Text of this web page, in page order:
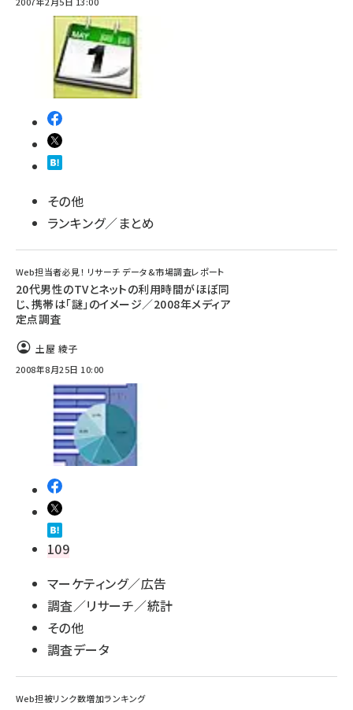
その他
ランキング／まとめ
Web担当者必見！ リサーチ データ&市場調査レポート
20代男性のTVとネットの利用時間がほぼ同
じ、携帯は「謎」のイメージ／2008年メディア
定点調査
土屋 綾子
2008年8月25日 10:00
109
マーケティング／広告
調査／リサーチ／統計
その他
調査データ
Web担被リンク数増加ランキング